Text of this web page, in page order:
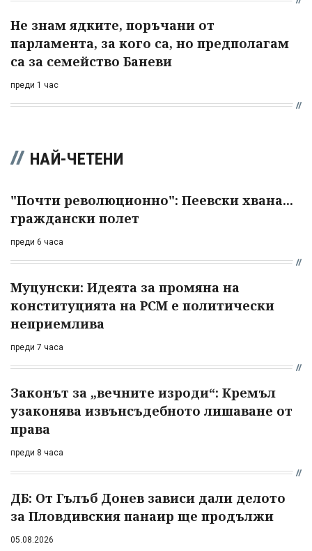
Не знам ядките, поръчани от
парламента, за кого са, но предполагам
са за семейство Баневи
преди 1 час
НАЙ-ЧЕТЕНИ
"Почти революционно": Пеевски хвана...
граждански полет
преди 6 часа
Муцунски: Идеята за промяна на
конституцията на РСМ е политически
неприемлива
преди 7 часа
Законът за „вечните изроди“: Кремъл
узаконява извънсъдебното лишаване от
права
преди 8 часа
ДБ: От Гълъб Донев зависи дали делото
за Пловдивския панаир ще продължи
05.08.2026